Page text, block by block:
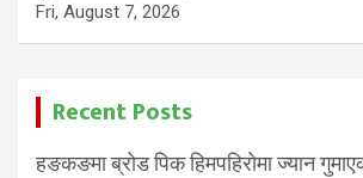
Fri, August 7, 2026
Recent Posts
हङकङमा ब्रोड पिक हिमपहिरोमा ज्यान